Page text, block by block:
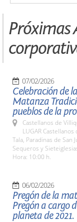
Próximas
07/02/2026
Celebración de
Matanza
pueblos de la
Castellanos de
LUGAR
Tala, Paradinas de San
Sequeros y
Hora: 10:00 h.
06/02/2026
Pregón de la
Pregón a cargo
planeta de 2021.